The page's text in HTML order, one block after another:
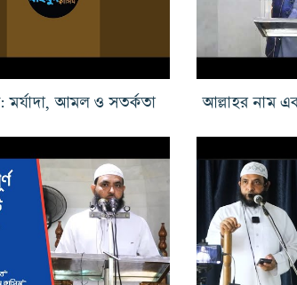
মর্যাদা, আমল ও সতর্কতা